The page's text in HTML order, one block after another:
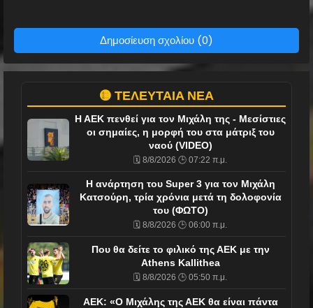
Δημοσίευση σχολίου (0)
🟡 ΤΕΛΕΥΤΑΙΑ ΝΕΑ
Η ΑΕΚ πενθεί για τον Μιχάλη της - Μεσίστιες
οι σημαίες, η μορφή του στα μάτριξ του
ναού (VIDEO)
🗓️ 8/8/2026 🕒 07:22 π.μ.
Η ανάρτηση του Super 3 για τον Μιχάλη
Κατσούρη, τρία χρόνια μετά τη δολοφονία
του (ΦΩΤΟ)
🗓️ 8/8/2026 🕒 06:00 π.μ.
Που θα δείτε το φιλικό της ΑΕΚ με την
Athens Kallithea
🗓️ 8/8/2026 🕒 05:50 π.μ.
ΑΕΚ: «Ο Μιχάλης της ΑΕΚ θα είναι πάντα